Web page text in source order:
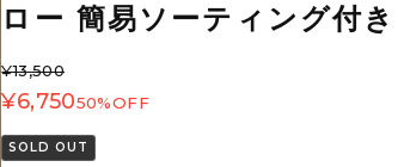
ロー 簡易ソーティング付き
¥13,500
¥6,75050%OFF
SOLD OUT